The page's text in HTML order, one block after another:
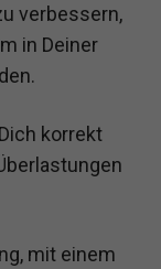
verbessern,
in Deiner
korrekt
mit einem